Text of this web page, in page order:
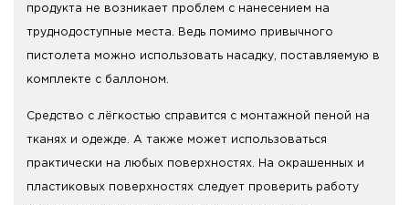
продукта не возникает проблем с нанесением на
труднодоступные места. Ведь помимо привычного
пистолета можно использовать насадку, поставляемую в
комплекте с баллоном.
Средство с лёгкостью справится с монтажной пеной на
тканях и одежде. А также может использоваться
практически на любых поверхностях. На окрашенных и
пластиковых поверхностях следует проверить работу